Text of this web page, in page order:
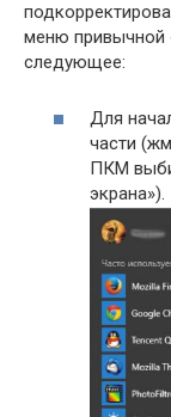
меню привычной
следующее:
Для
части
ПКМ
экрана»).